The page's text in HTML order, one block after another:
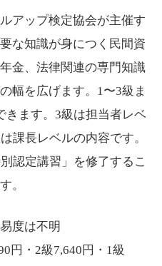
アップ検定協会が主催す
な知識が身につく民間資
金、法律関連の専門知識
幅を広げます。1〜3級ま
きます。3級は担当者レベ
課長レベルの内容です。
認定講習」を修了するこ
。
度は不明
円・2級7,640円・1級